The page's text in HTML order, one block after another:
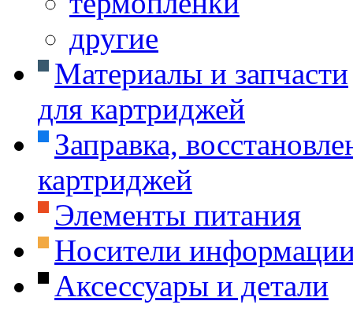
другие
Материалы и запчасти
для картриджей
Заправка,
картриджей
Элементы питания
Носители
Аксессуары и детали